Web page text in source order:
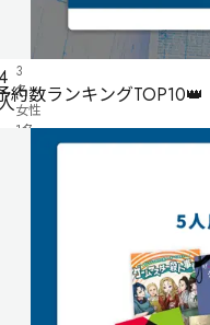
3
名・
女性
1名
約数ランキングTOP10👑